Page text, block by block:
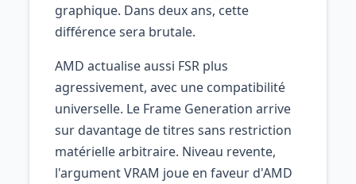
graphique. Dans deux ans, cette
différence sera brutale.
AMD actualise aussi FSR plus
agressivement, avec une compatibilité
universelle. Le Frame Generation arrive
sur davantage de titres sans restriction
matérielle arbitraire. Niveau revente,
l'argument VRAM joue en faveur d'AMD